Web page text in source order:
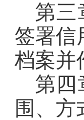
第三
签署信
档案并
第四
围、